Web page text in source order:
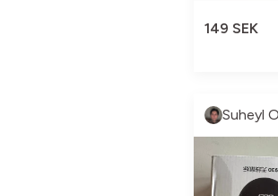
149 SEK
Suheyl